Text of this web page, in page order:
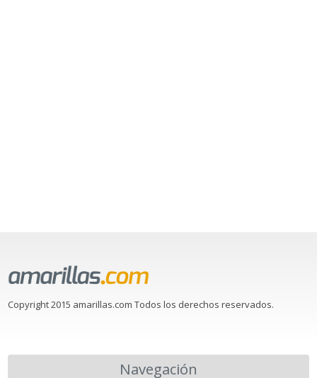
Copyright 2015 amarillas.com Todos los derechos reservados.
Navegación